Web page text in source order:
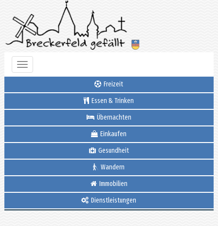
Toggle
navigation
Freizeit
Essen & Trinken
Übernachten
Einkaufen
Gesundheit
Wandern
Immobilien
Dienstleistungen